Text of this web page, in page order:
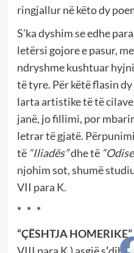
ringjallur në këto dy
S’ka dyshim se edhe
letërsi gojore e pasur,
ndryshme kushtuar
të tyre. Për këtë flasin
larta artistike të të
janë, jo fillimi, por
letrar të gjatë.
të “Iliadës”dhe të
njohim sot, shumë
VII para K.
* * *
“ÇËSHTJA HOMERIKE”